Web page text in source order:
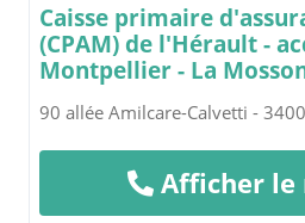
Caisse primaire
(CPAM) de l'Hérault -
Montpellier - La
90 allée Amilcare-Calvetti -
Afficher le